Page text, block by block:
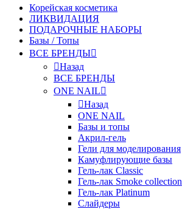
Корейская косметика
ЛИКВИДАЦИЯ
ПОДАРОЧНЫЕ НАБОРЫ
Базы / Топы
ВСЕ БРЕНДЫ
Назад
ВСЕ БРЕНДЫ
ONE NAIL
Назад
ONE NAIL
Базы и топы
Акрил-гель
Гели для моделирования
Камуфлирующие базы
Гель-лак Classic
Гель-лак Smoke collection
Гель-лак Platinum
Слайдеры